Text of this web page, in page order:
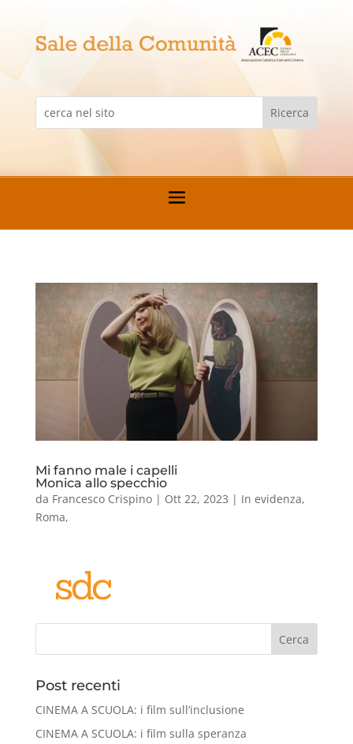
Mi fanno male i capelli
Monica allo specchio
da Francesco Crispino| Ott 22, 2023 | In evidenza,
Roma,
Cerca
Post recenti
CINEMA A SCUOLA: i film sull’inclusione
CINEMA A SCUOLA: i film sulla speranza